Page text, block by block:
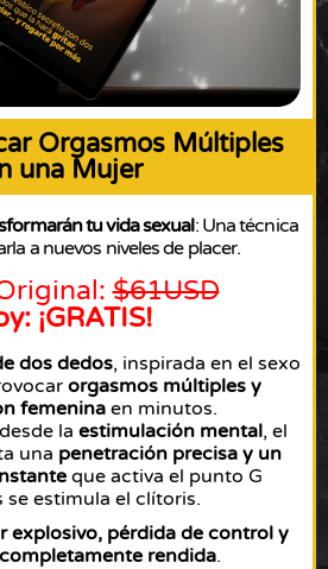
Orgasmos Múltiples
una Mujer
tu vida sexual: Una técnica
a nuevos niveles de placer.
$61USD
¡GRATIS!
dos dedos, inspirada en el sexo
orgasmos múltiples y
femeninaen minutos.
la estimulación mental, el
una penetración precisa y un
que activa el punto G
se estimula el clítoris.
explosivo, pérdida de control y
rendida.